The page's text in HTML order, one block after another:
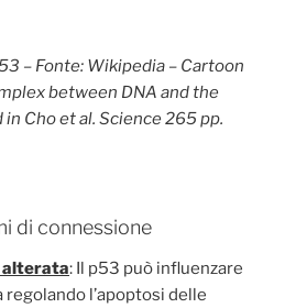
– Fonte: Wikipedia – Cartoon
between DNA and the
Cho et al. Science 265 pp.
di connessione
alterata: Il p53 può influenzare
l’apoptosi delle